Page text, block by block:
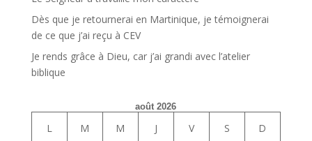
Dès que je retournerai en Martinique, je témoignerai
de ce que j’ai reçu à CEV
Je rends grâce à Dieu, car j’ai grandi avec l’atelier
biblique
août 2026
L M M J V S D